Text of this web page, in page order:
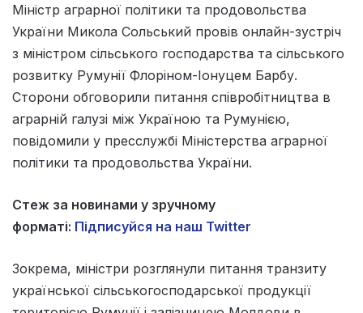
Міністр аграрної політики та продовольства
України Микола Сольський провів онлайн-зустріч
з міністром сільського господарства та сільського
розвитку Румунії Флоріном-Іонуцем Барбу.
Сторони обговорили питання співробітництва в
аграрній галузі між Україною та Румунією,
повідомили у пресслужбі Міністерства аграрної
політики та продовольства України.
Стеж за новинами у зручному
форматі: Підписуйся на наш Twitter
Зокрема, міністри розглянули питання транзиту
української сільськогосподарської продукції